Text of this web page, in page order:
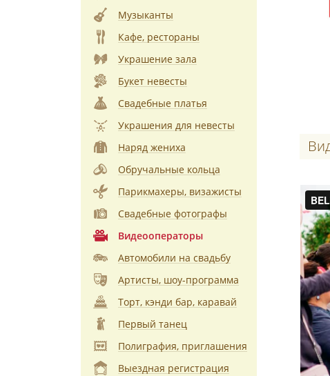
Музыканты
Кафе, рестораны
Украшение зала
Букет невесты
Свадебные платья
Украшения для невесты
Наряд жениха
Обручальные кольца
Парикмахеры, визажисты
Свадебные фотографы
Видеооператоры
Автомобили на свадьбу
Артисты, шоу-программа
Торт, кэнди бар, каравай
Первый танец
Полиграфия, приглашения
Выездная регистрация